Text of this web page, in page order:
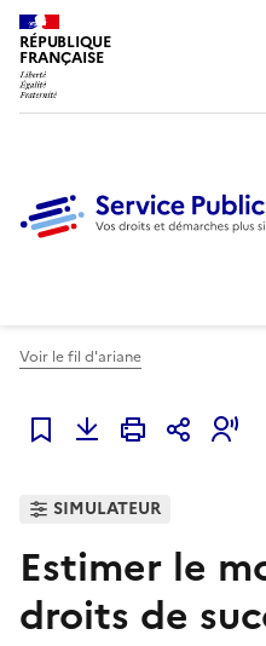
RÉPUBLIQUE
FRANÇAISE
Voir le fil d'ariane
Ajouter à mes favoris
SIMULATEUR
Estimer le
droits de